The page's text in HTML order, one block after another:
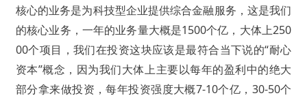
核心的业务是为科技型企业提供综合金融服务，这是我们
的核心业务，一年的业务量大概是1500个亿，大体上250
00个项目，我们在投资这块应该是最符合当下说的“耐心
资本”概念，因为我们大体上主要以每年的盈利中的绝大
部分拿来做投资，每年投资强度大概7-10个亿，30-50个